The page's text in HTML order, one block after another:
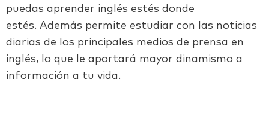
puedas aprender inglés estés donde
estés. Además permite estudiar con las noticias
diarias de los principales medios de prensa en
inglés, lo que le aportará mayor dinamismo a
información a tu vida.